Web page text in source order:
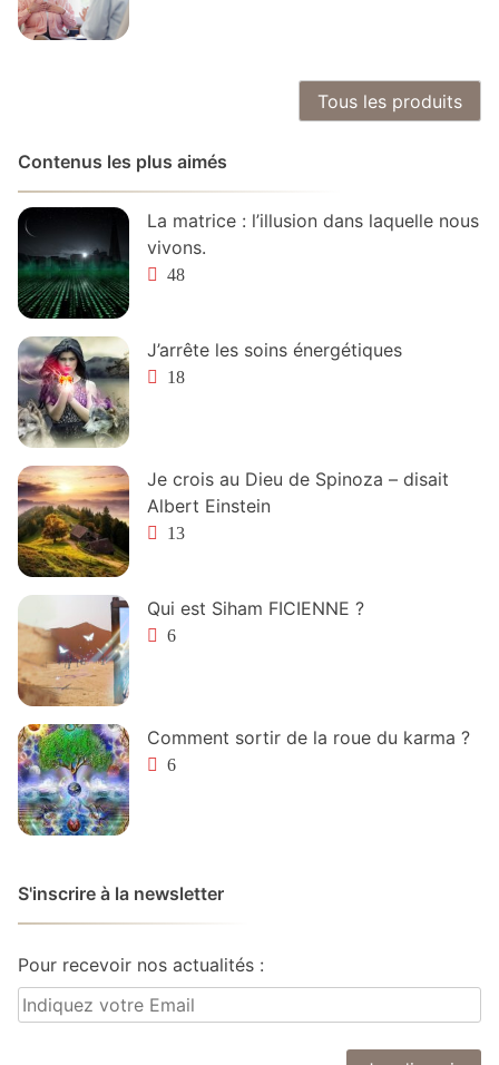
Tous les produits
Contenus les plus aimés
La matrice : l’illusion dans laquelle nous
vivons.
48
J’arrête les soins énergétiques
18
Je crois au Dieu de Spinoza – disait
Albert Einstein
13
Qui est Siham FICIENNE ?
6
Comment sortir de la roue du karma ?
6
S'inscrire à la newsletter
Pour recevoir nos actualités :